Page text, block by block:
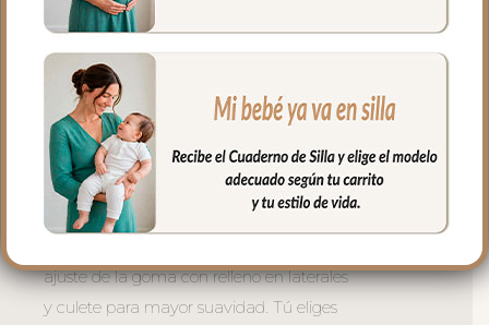
capazo. La opción más acolchada y
envolvente. Siempre el colchón arriba.
– Universal con goma perimetral —
ajuste con goma en todo el borde,
perfecto para capazos con borde
definido. Tú eliges colchón arriba o
colchón abajo.
ajuste de la goma con relleno en laterales
y culete para mayor suavidad. Tú eliges